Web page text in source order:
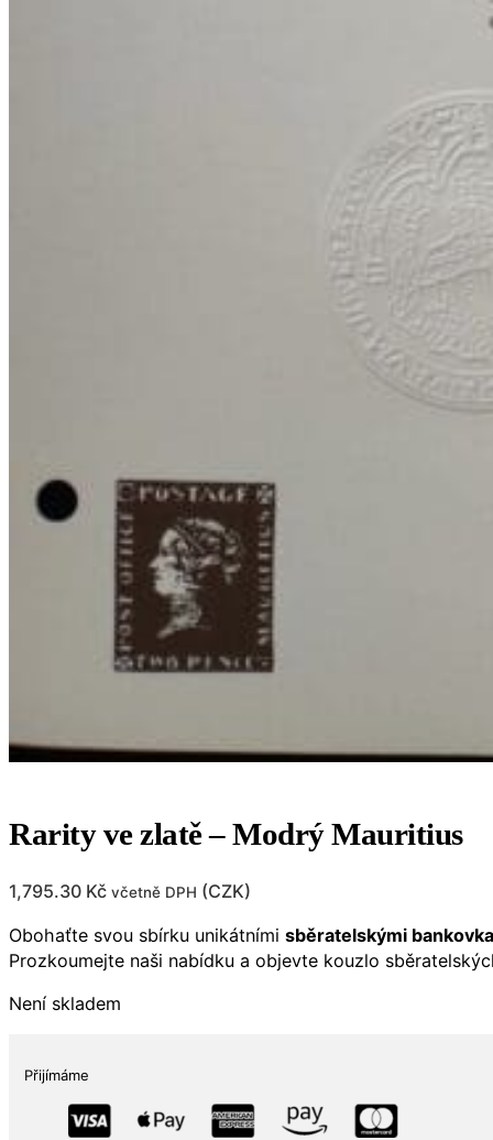
Rarity ve zlatě – Modrý Mauritius
1,795.30 Kč včetně DPH (CZK)
Obohaťte svou sbírku unikátními sběratelskými
Prozkoumejte naši nabídku a objevte kouzlo
Není skladem
Přijímáme